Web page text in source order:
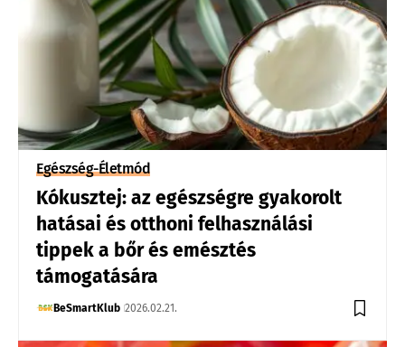
Egészség-Életmód
Kókusztej: az egészségre gyakorolt
hatásai és otthoni felhasználási
tippek a bőr és emésztés
támogatására
BeSmartKlub 2026.02.21.